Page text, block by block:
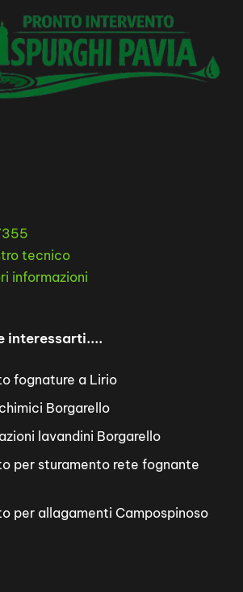
tecnico
informazioni
interessarti....
fognature a Lirio
Borgarello
lavandini Borgarello
per sturamento rete fognante
per allagamenti Campospinoso